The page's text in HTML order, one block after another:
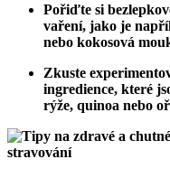
Pořiďte si
vaření, jako je
nebo kokosová
Zkuste
ingredience, které
rýže, quinoa nebo